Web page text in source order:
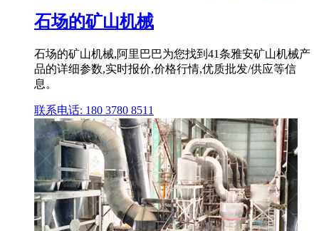
石场的矿山机械
石场的矿山机械,阿里巴巴为您找到41条雅安矿山机械产
品的详细参数,实时报价,价格行情,优质批发/供应等信
息。
联系电话: 180 3780 8511